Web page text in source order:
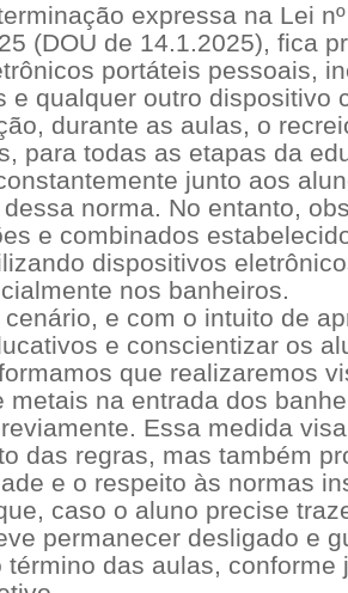
expressa na Lei
(DOU de 14.1.2025), fica
portáteis pessoais,
e qualquer outro dispositivo
durante as aulas, o
para todas as etapas da
junto aos
norma. No entanto,
e combinados
dispositivos
nos banheiros.
e com o intuito de
e conscientizar os
que realizaremos
metais na entrada dos
Essa medida
das regras, mas também
e o respeito às normas
caso o aluno precise
permanecer desligado e
término das aulas, conforme